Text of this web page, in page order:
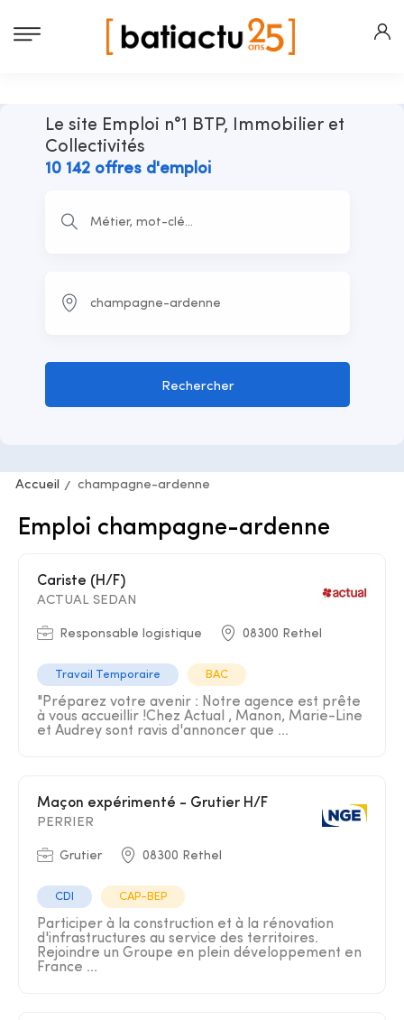
Le site Emploi n°1 BTP, Immobilier et
Collectivités
10 142 offres d'emploi
Rechercher
Accueil champagne-ardenne
Emploi champagne-ardenne
Cariste (H/F)
ACTUAL SEDAN
Responsable logistique 08300 Rethel
Travail Temporaire BAC
"Préparez votre avenir : Notre agence est prête
à vous accueillir !Chez Actual , Manon, Marie-Line
et Audrey sont ravis d'annoncer que ...
Maçon expérimenté - Grutier H/F
PERRIER
Grutier 08300 Rethel
CDI CAP-BEP
Participer à la construction et à la rénovation
d'infrastructures au service des territoires.
Rejoindre un Groupe en plein développement en
France ...